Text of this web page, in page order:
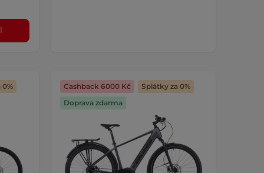
0%
Cashback 6000 Kč
Splátky za 0%
Doprava zdarma